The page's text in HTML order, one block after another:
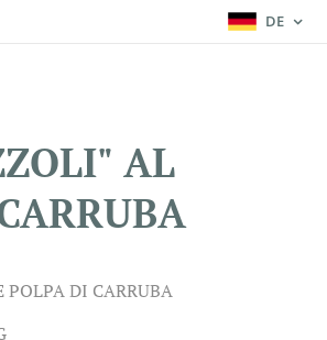
DE
AL
DI CARRUBA